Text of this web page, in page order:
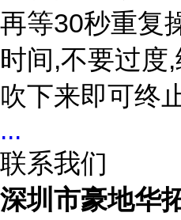
再等30秒重复
时间,不要过度
吹下来即可终
...
联系我们
深圳市豪地华